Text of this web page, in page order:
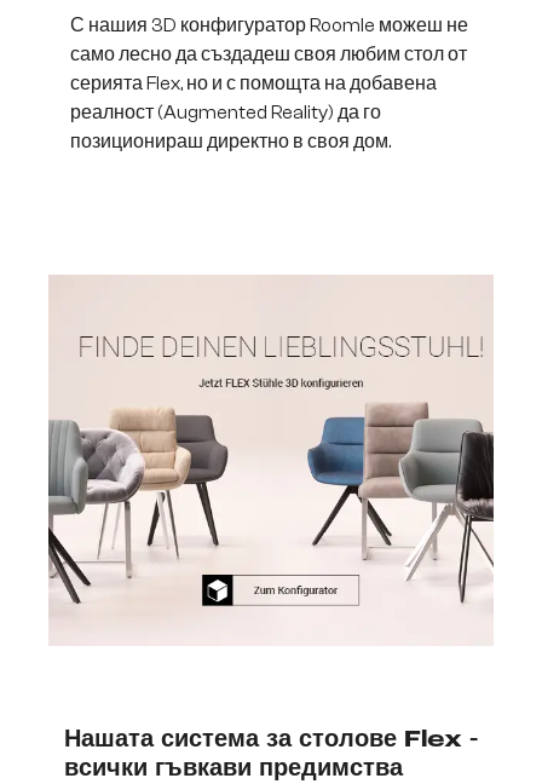
С нашия 3D конфигуратор Roomle можеш не
само лесно да създадеш своя любим стол от
серията Flex, но и с помощта на добавена
реалност (Augmented Reality) да го
позиционираш директно в своя дом.
Нашата система за столове Flex -
всички гъвкави предимства